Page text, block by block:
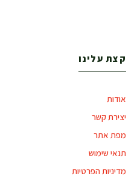
קצת עלינו
אודות
יצירת קשר
מפת אתר
תנאי שימוש
מדיניות הפרטיות